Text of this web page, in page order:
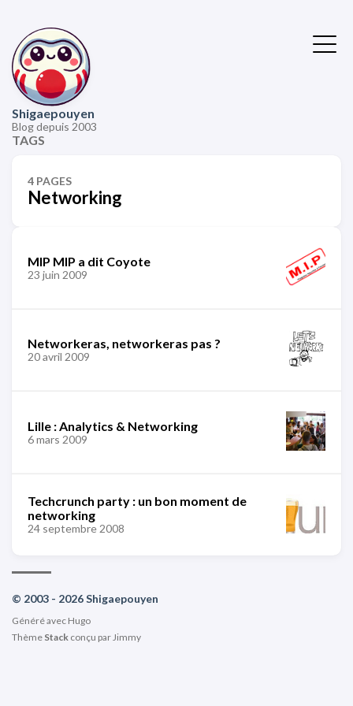
Shigaepouyen
Blog depuis 2003
TAGS
4 PAGES
Networking
MIP MIP a dit Coyote
23 juin 2009
Networkeras, networkeras pas ?
20 avril 2009
Lille : Analytics & Networking
6 mars 2009
Techcrunch party : un bon moment de
networking
24 septembre 2008
© 2003 - 2026 Shigaepouyen
Généré avec Hugo
Thème Stack conçu par Jimmy